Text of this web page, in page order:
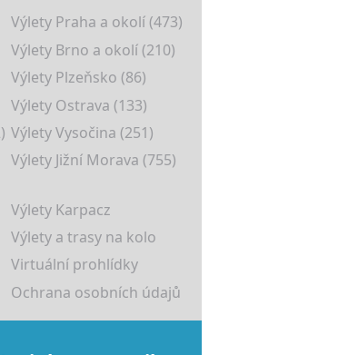
Výlety Praha a okolí (473)
Výlety Brno a okolí (210)
Výlety Plzeňsko (86)
Výlety Ostrava (133)
Výlety Vysočina (251)
Výlety Jižní Morava (755)
Výlety Karpacz
Výlety a trasy na kolo
Virtuální prohlídky
Ochrana osobních údajů